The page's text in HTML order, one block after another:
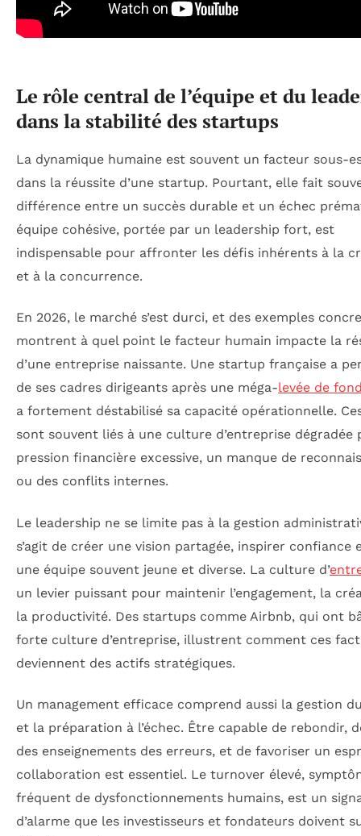
Le rôle central de l’équipe et du
dans la stabilité des startups
La dynamique humaine est souvent un facteur sous-
dans la réussite d’une startup. Pourtant, elle fait
différence entre un succès durable et un échec
équipe cohésive, portée par un leadership fort, est
indispensable pour affronter les défis inhérents à la
et à la concurrence.
En 2026, le marché s’est durci, et des exemples
montrent à quel point le facteur humain impacte la
d’une entreprise naissante. Une startup française a
de ses cadres dirigeants après une méga-levée de
a fortement déstabilisé sa capacité opérationnelle.
sont souvent liés à une culture d’entreprise dégradée
pression financière excessive, un manque de
ou des conflits internes.
Le leadership ne se limite pas à la gestion
s’agit de créer une vision partagée, inspirer confiance
une équipe souvent jeune et diverse. La culture d’
un levier puissant pour maintenir l’engagement, la
la productivité. Des startups comme Airbnb, qui ont
forte culture d’entreprise, illustrent comment ces
deviennent des actifs stratégiques.
Un management efficace comprend aussi la gestion
et la préparation à l’échec. Être capable de rebondir,
des enseignements des erreurs, et de favoriser un
collaboration est essentiel. Le turnover élevé,
fréquent de dysfonctionnements humains, est un
d’alarme que les investisseurs et fondateurs doivent